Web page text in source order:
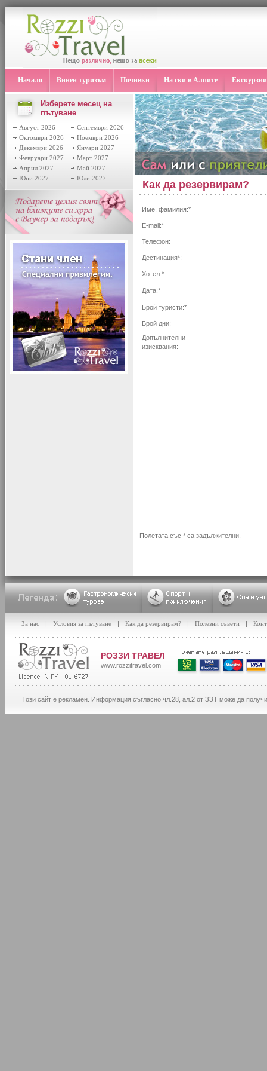
Начало Винен туризъм Почивки На ски в Алпите Екскурзии
Изберете месец на
пътуване
Август 2026
Септември 2026
Октомври 2026
Ноември 2026
Декември 2026
Януари 2027
Февруари 2027
Март 2027
Април 2027
Май 2027
Юни 2027
Юли 2027
Как да резервирам?
Име, фамилия:*
E-mail:*
Телефон:
Дестинация*:
Хотел:*
Дата:*
Брой туристи:*
Брой дни:
Допълнителни
изисквания:
Полетата със * са задължителни.
За нас | Условия за пътуване | Как да резервирам? | Полезни съвети |
РОЗЗИ ТРАВЕЛ
www.rozzitravel.com
Този сайт е рекламен. Информация съгласно чл.28, ал.2 от ЗЗТ може да